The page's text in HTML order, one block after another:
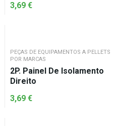
3,69 €
PEÇAS DE EQUIPAMENTOS A PELLETS
POR MARCAS
2P. Painel De Isolamento
Direito
3,69 €